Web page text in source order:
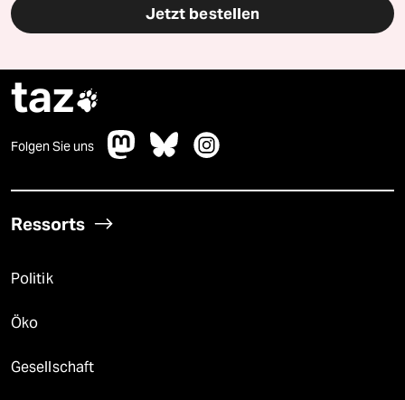
Jetzt bestellen
taz
Folgen Sie uns
Ressorts
Politik
Öko
Gesellschaft